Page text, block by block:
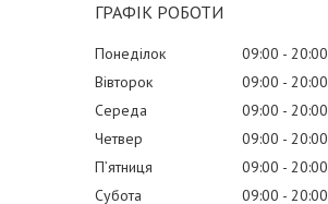
ГРАФІК РОБОТИ
Понеділок 09:00
20:00
Вівторок
09:00
20:00
Середа
09:00
20:00
Четвер
09:00
20:00
Пʼятниця
09:00
20:00
Субота
09:00
20:00